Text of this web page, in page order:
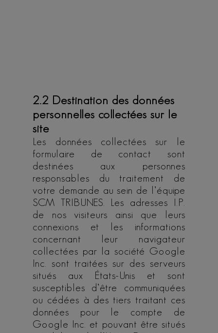
2.2 Destination des données
personnelles collectées sur le
site
Les données collectées sur le
formulaire de contact sont
destinées aux personnes
responsables du traitement de
votre demande au sein de l’équipe
SCM TRIBUNES. Les adresses I.P.
de nos visiteurs ainsi que leurs
connexions et les informations
concernant leur navigateur
collectées par la société Google
Inc. sont traitées sur des serveurs
situés aux États-Unis et sont
susceptibles d’être communiquées
ou cédées à des tiers traitant ces
données pour le compte de
Google Inc. et pouvant être situés